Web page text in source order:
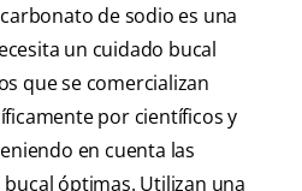
de sodio es una
un cuidado bucal
que se comercializan
por científicos y
en cuenta las
óptimas. Utilizan una